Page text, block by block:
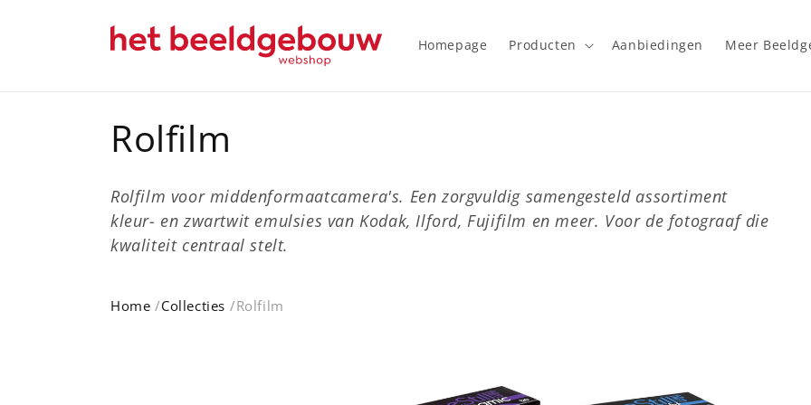
Homepage Producten Aanbiedingen Meer
C
o
l
e
Rolfilm
Rolfilm voor middenformaatcamera's. Een zorgvuldig samengesteld assortiment
kleur- en zwartwit emulsies van Kodak, Ilford, Fujifilm en meer. Voor de fotograaf die
kwaliteit centraal stelt.
Home Collecties Rolfilm